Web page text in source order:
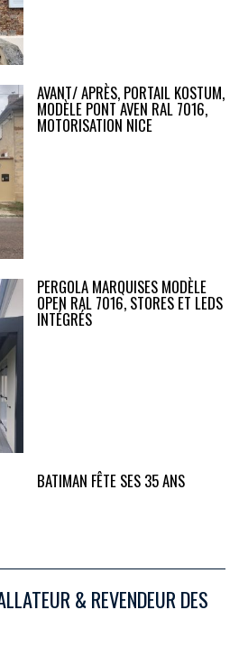
AVANT/ APRÈS, PORTAIL KOSTUM,
MODÈLE PONT AVEN RAL 7016,
MOTORISATION NICE
PERGOLA MARQUISES MODÈLE
OPEN RAL 7016, STORES ET LEDS
INTÉGRÉS
BATIMAN FÊTE SES 35 ANS
& REVENDEUR DES